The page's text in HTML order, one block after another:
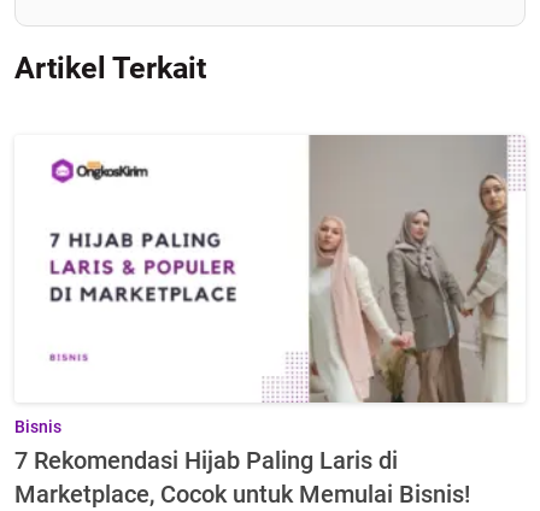
Artikel Terkait
Bisnis
7 Rekomendasi Hijab Paling Laris di
Marketplace, Cocok untuk Memulai Bisnis!